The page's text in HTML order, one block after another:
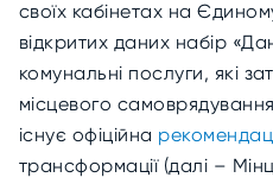
своїх кабінетах на
відкритих даних набір
комунальні послуги, які
місцевого
існує офіційна
трансформації (далі –